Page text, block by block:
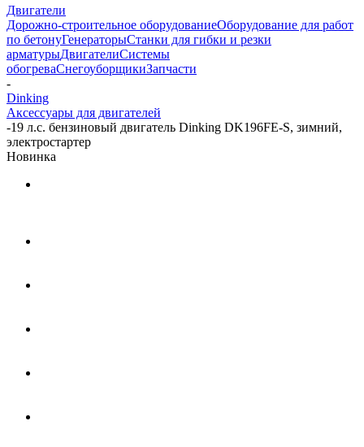
Двигатели
Дорожно-строительное оборудованиеОборудование для работ
по бетонуГенераторыСтанки для гибки и резки
арматурыДвигателиСистемы
обогреваСнегоуборщикиЗапчасти
-
Dinking
Аксессуары для двигателей
-19 л.с. бензиновый двигатель Dinking DK196FE-S, зимний,
электростартер
Новинка